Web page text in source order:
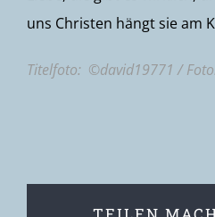
uns Christen hängt sie am
Titelfoto: ©david19771 /